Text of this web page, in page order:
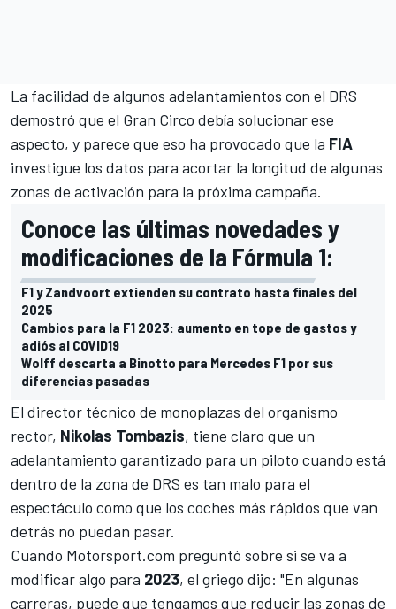
La facilidad de algunos adelantamientos con el DRS
demostró que el Gran Circo debía solucionar ese
aspecto, y parece que eso ha provocado que la FIA
investigue los datos para acortar la longitud de algunas
zonas de activación para la próxima campaña.
Conoce las últimas novedades y
modificaciones de la Fórmula 1:
F1 y Zandvoort extienden su contrato hasta finales del
2025
Cambios para la F1 2023: aumento en tope de gastos y
adiós al COVID19
Wolff descarta a Binotto para Mercedes F1 por sus
diferencias pasadas
El director técnico de monoplazas del organismo
rector, Nikolas Tombazis, tiene claro que un
adelantamiento garantizado para un piloto cuando está
dentro de la zona de DRS es tan malo para el
espectáculo como que los coches más rápidos que van
detrás no puedan pasar.
Cuando Motorsport.com preguntó sobre si se va a
modificar algo para 2023, el griego dijo: "En algunas
carreras, puede que tengamos que reducir las zonas de